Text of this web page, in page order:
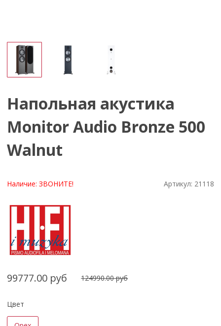
Напольная акустика
Monitor Audio Bronze 500
Walnut
Наличие:ЗВОНИТЕ! Артикул: 21118
99777.00 руб 124990.00 руб
Цвет